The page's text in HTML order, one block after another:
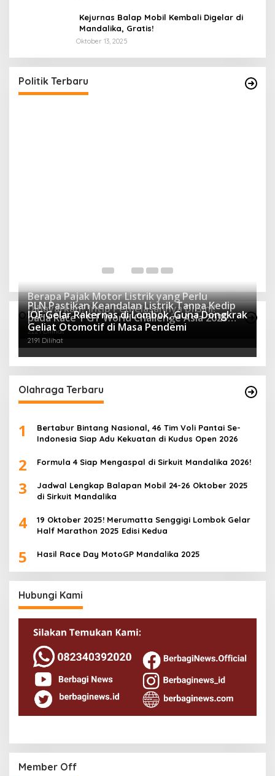
Kejurnas Balap Mobil Kembali Digelar di
Mandalika, Gratis!
Oktober 13, 2025
Politik Terbaru
Partai
Di Politik | April 26, 2025
Otomotif Terpopuler
Berapa Pajak Motor Listrik yang Perlu
Dibayarkan? Intip Penjelasannya Di Sini!
2438 Dilihat
PLN Pastikan Keandalan Listrik Tanpa Kedip
pada Race 1 GT World Challenge Asia 2025
Mandalika
2221 Dilihat
IOF Gelar Rakernas di Lombok, Guna Dongkrak
Geliat Otomotif di Masa Pendemi
2191 Dilihat
Olahraga Terbaru
1
Bertabur Bintang Nasional, 46 Tim Voli Pantai Se-
Indonesia Siap Adu Kekuatan di Kudus Open 2026
2 Formula 4 Siap Mengaspal di Sirkuit Mandalika 2026!
3
Jadwal Lengkap Balapan Mobil 24-26 Oktober 2025
di Sirkuit Mandalika
4
19 Oktober 2025! Merumatta Senggigi Lombok Gelar
Half Marathon 2025 Edisi Kedua
5 Hasil Race Day MotoGP Mandalika 2025
Hubungi Kami
Member Off